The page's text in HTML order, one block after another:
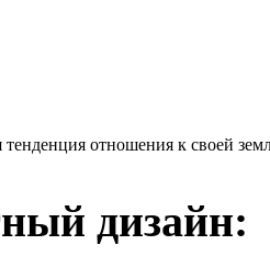
тенденция отношения к своей
дизайн: